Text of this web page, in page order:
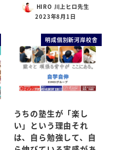
HIRO 川上ヒロ先生
2023年8月1日
明成個別新河岸校舎
うちの塾生が「楽し
い」という理由それ
は、自ら勉強して、自